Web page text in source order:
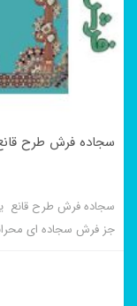
سجاده فرش طرح
سجاده فرش طرح
جز فرش سجاده ای